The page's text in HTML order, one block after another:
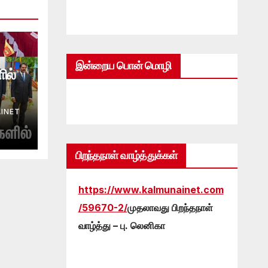
இன்றைய பொன் மொழி
பிறந்தநாள் வாழ்த்துக்கள்
https://www.kalmunainet.com
/59670-2/முதலாவது பிறந்தநாள்
வாழ்த்து – பு. லெனிகா